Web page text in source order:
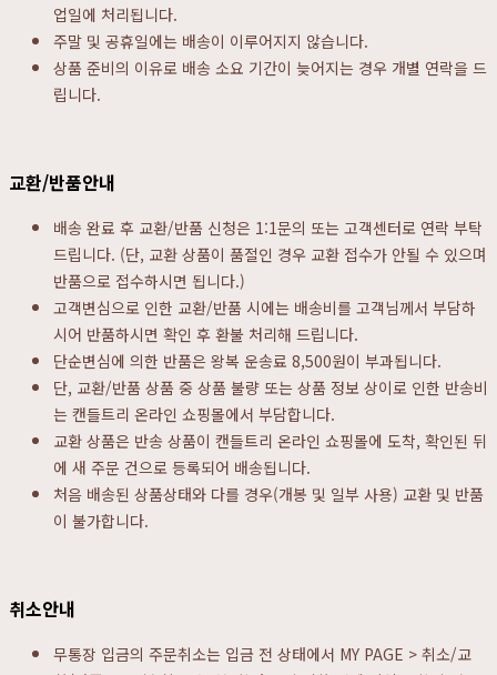
업일에 처리됩니다.
주말 및 공휴일에는 배송이 이루어지지 않습니다.
상품 준비의 이유로 배송 소요 기간이 늦어지는 경우 개별 연락을 드
립니다.
교환/반품안내
배송 완료 후 교환/반품 신청은 1:1문의 또는 고객센터로 연락 부탁
드립니다. (단, 교환 상품이 품절인 경우 교환 접수가 안될 수 있으며
반품으로 접수하시면 됩니다.)
고객변심으로 인한 교환/반품 시에는 배송비를 고객님께서 부담하
시어 반품하시면 확인 후 환불 처리해 드립니다.
단순변심에 의한 반품은 왕복 운송료 8,500원이 부과됩니다.
단, 교환/반품 상품 중 상품 불량 또는 상품 정보 상이로 인한 반송비
는 캔들트리 온라인 쇼핑몰에서 부담합니다.
교환 상품은 반송 상품이 캔들트리 온라인 쇼핑몰에 도착, 확인된 뒤
에 새 주문 건으로 등록되어 배송됩니다.
처음 배송된 상품상태와 다를 경우(개봉 및 일부 사용) 교환 및 반품
이 불가합니다.
취소안내
무통장 입금의 주문취소는 입금 전 상태에서 MY PAGE > 취소/교